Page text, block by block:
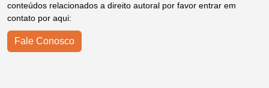
conteúdos relacionados a direito autoral por favor entrar em
contato por aqui:
Fale Conosco